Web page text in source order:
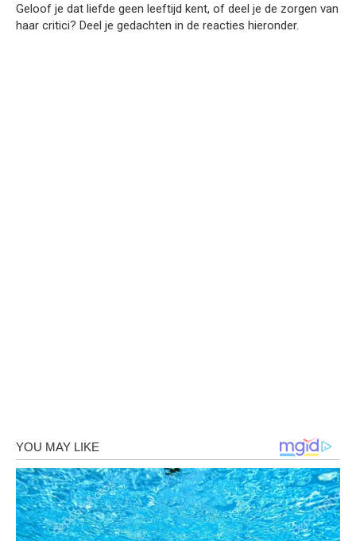
Geloof je dat liefde geen leeftijd kent, of deel je de zorgen van
haar critici? Deel je gedachten in de reacties hieronder.